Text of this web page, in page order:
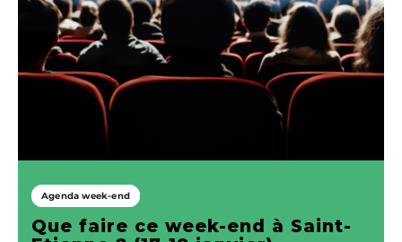
Agenda week-end
Que faire ce week-end à Saint-